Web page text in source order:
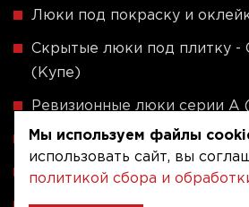
Люки под покраску и
Скрытые люки под плитку
(Купе)
Ревизионные люки серии A
Напольные люки серии
Рассчитать люк по
Мы используем файлы
использовать сайт, вы
политикой сбора и